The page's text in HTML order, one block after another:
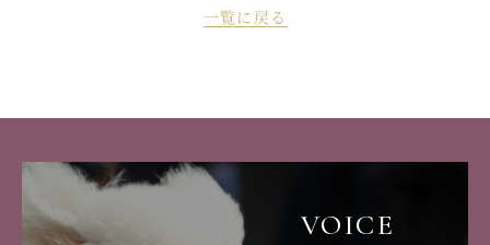
一覧に戻る
VOICE